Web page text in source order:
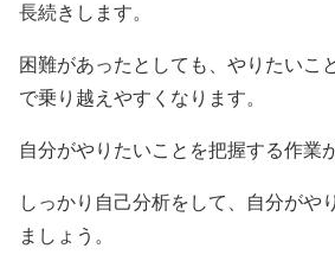
長続きします。
困難があったとしても、やりたいこ
で乗り越えやすくなります。
自分がやりたいことを把握する作業
しっかり自己分析をして、自分がや
ましょう。